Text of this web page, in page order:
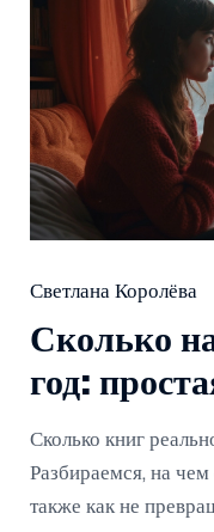
Светлана Королёва
Сколько
год:
Сколько книг
Разбираемся, на
также как не